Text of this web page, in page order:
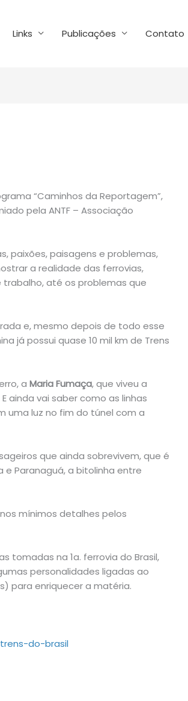
Links Publicações Contato
“Caminhos da Reportagem”,
pela ANTF – Associação
paixões, paisagens e problemas,
a realidade das ferrovias,
até os problemas que
e, mesmo depois de todo esse
já possui quase 10 mil km de Trens
a Maria Fumaça, que viveu a
ainda vai saber como as linhas
uma luz no fim do túnel com a
que ainda sobrevivem, que é
e Paranaguá, a bitolinha entre
mínimos detalhes pelos
tomadas na 1a. ferrovia do Brasil,
personalidades ligadas ao
para enriquecer a matéria.
do-brasil